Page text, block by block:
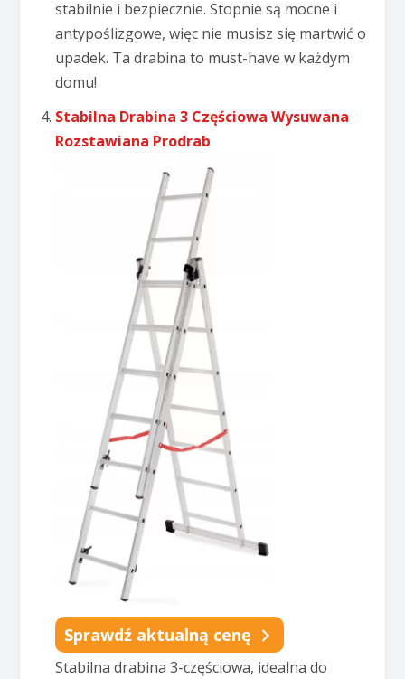
stabilnie i bezpiecznie. Stopnie są mocne i
antypoślizgowe, więc nie musisz się martwić o
upadek. Ta drabina to must-have w każdym
domu!
Stabilna Drabina 3 Częściowa Wysuwana
Rozstawiana Prodrab
Sprawdź aktualną cenę
Stabilna drabina 3-częściowa, idealna do